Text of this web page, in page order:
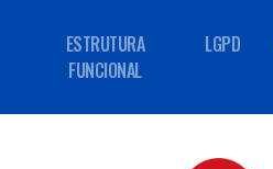
ESTRUTURA
FUNCIONAL
LGPD